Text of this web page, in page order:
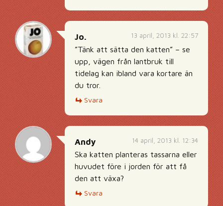
13 april, 2013 kl. 22:57
Jo.
”Tänk att sätta den katten” – se
upp, vägen från lantbruk till
tidelag kan ibland vara kortare än
du tror.
Svara
14 april, 2013 kl. 12:34
Andy
Ska katten planteras tassarna eller
huvudet före i jorden för att få
den att växa?
Svara